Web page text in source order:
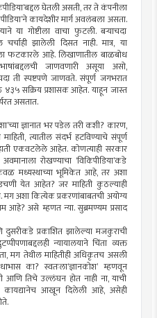
घेतली असती, तर ते कंपनीला
कायदेशीर मार्ग अवलंबला असता.
या गोष्टीला वाचा फुटली. बर्‍याचदा
चर्चाही झालेली दिसत नाही. मात्र, या
फटकारले आहे. लिखाणातील बाळबोध
जाणवणारी असूया असो,
ती स्पष्टपणे जाणवते. संपूर्ण जगभरात
४३५ सक्रिय प्रशासक आहेत. याहून जास्त
असतात.
ज्ञानात भर पडेल तरी कशी? कारण,
त्यातील संदर्भ हटविण्याचे संपूर्ण
एकवटलेले आहेत. कोणत्याही सरकार
रोखण्याचा ‘विकिपीडिया’कडे
केवळ मध्यस्थाच्या भूमिकेत आहे, तर अशा
येत आहेत? जर माहिती कुठल्याही
मग अशा कित्येक प्रकरणांबाबतची अयोग्य
आहे? असे म्हणत न्या. सुब्रमण्यम प्रसाद
दुसरीकडे प्रकाशित झालेल्या मजकुराची
न्यायालयाने चिंता व्यक्त
मग तेथील माहितीही अधिकृतच असली
का? स्वतःला‘ज्ञानकोश’ म्हणवून
आणि तिचे उल्लंघन होत नाही ना, याची
कायद्यानेच आखून दिलेली आहे, असेही